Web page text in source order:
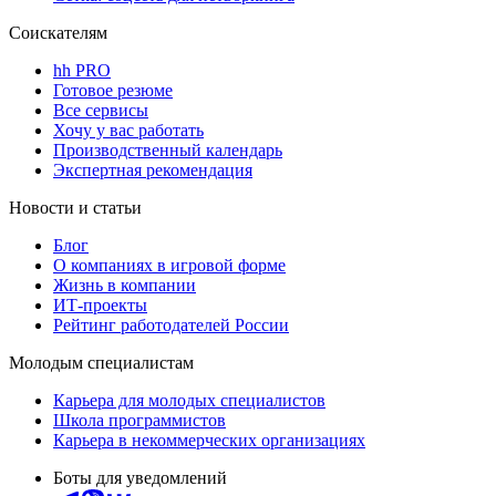
Соискателям
hh PRO
Готовое резюме
Все сервисы
Хочу у вас работать
Производственный календарь
Экспертная рекомендация
Новости и статьи
Блог
О компаниях в игровой форме
Жизнь в компании
ИТ-проекты
Рейтинг работодателей России
Молодым специалистам
Карьера для молодых специалистов
Школа программистов
Карьера в некоммерческих организациях
Боты для уведомлений